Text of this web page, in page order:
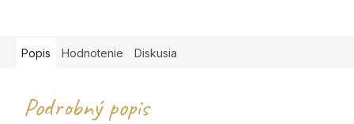
Popis Hodnotenie Diskusia
Podrobný popis